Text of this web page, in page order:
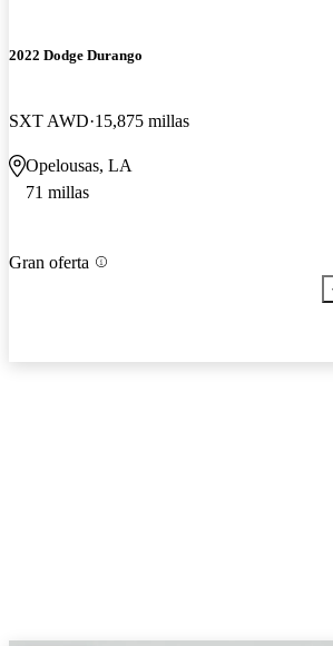
2022 Dodge Durango
SXT AWD 15,875 millas
Opelousas, LA
71 millas
Gran oferta